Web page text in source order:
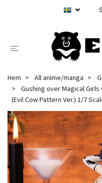
Hem All anime/manga
Gushing over Magical
(Evil Cow Pattern Ver.) 1/7